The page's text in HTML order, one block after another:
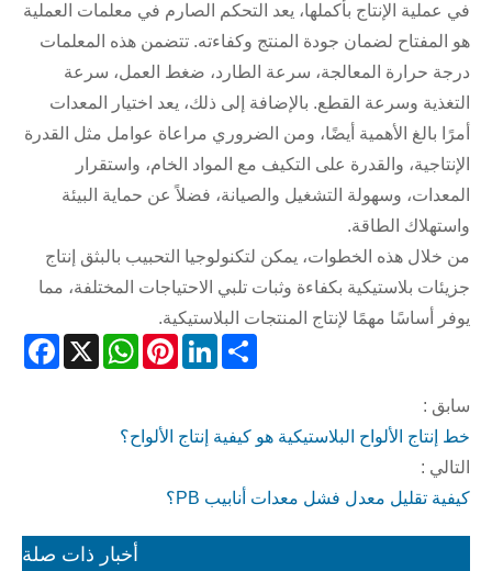
في عملية الإنتاج بأكملها، يعد التحكم الصارم في معلمات العملية
هو المفتاح لضمان جودة المنتج وكفاءته. تتضمن هذه المعلمات
درجة حرارة المعالجة، سرعة الطارد، ضغط العمل، سرعة
التغذية وسرعة القطع. بالإضافة إلى ذلك، يعد اختيار المعدات
أمرًا بالغ الأهمية أيضًا، ومن الضروري مراعاة عوامل مثل القدرة
الإنتاجية، والقدرة على التكيف مع المواد الخام، واستقرار
المعدات، وسهولة التشغيل والصيانة، فضلاً عن حماية البيئة
واستهلاك الطاقة.
من خلال هذه الخطوات، يمكن لتكنولوجيا التحبيب بالبثق إنتاج
جزيئات بلاستيكية بكفاءة وثبات تلبي الاحتياجات المختلفة، مما
يوفر أساسًا مهمًا لإنتاج المنتجات البلاستيكية.
X
WhatsAppPinterestLinkedInShare
سابق :
خط إنتاج الألواح البلاستيكية هو كيفية إنتاج الألواح؟
التالي :
كيفية تقليل معدل فشل معدات أنابيب PB؟
أخبار ذات صلة